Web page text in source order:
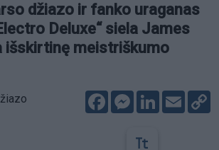
džiazo ir fanko uraganas
Deluxe“ siela James
išskirtinę meistriškumo
FacebookMessenger
LinkedIn
Email